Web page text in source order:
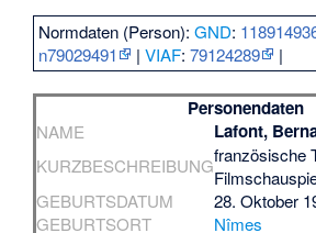
Normdaten (Person):GND:
n79029491
|VIAF:79124289 |
Personendaten
NAME Lafont,
KURZBESCHREIBUNGfranzösische
GEBURTSDATUM
28. Oktober
GEBURTSORT
Nîmes